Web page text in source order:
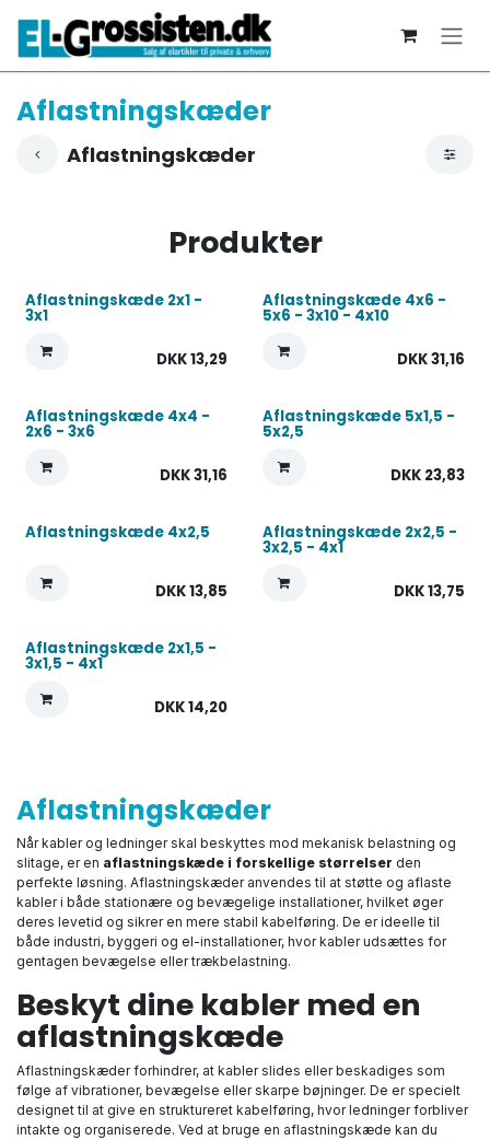
Aflastningskæder
Aflastningskæder
Produkter
Aflastningskæde 2x1 -
3x1
DKK13,29
Aflastningskæde 4x6 -
5x6 - 3x10 - 4x10
DKK31,16
Aflastningskæde 4x4 -
2x6 - 3x6
DKK31,16
Aflastningskæde 5x1,5 -
5x2,5
DKK 23,83
Aflastningskæde 4x2,5
DKK13,85
Aflastningskæde 2x2,5 -
3x2,5 - 4x1
DKK13,75
Aflastningskæde 2x1,5 -
3x1,5 - 4x1
DKK14,20
Aflastningskæder
Når kabler og ledninger skal beskyttes mod mekanisk belastning og
slitage, er en aflastningskæde i forskellige størrelser den
perfekte løsning. Aflastningskæder anvendes til at støtte og aflaste
kabler i både stationære og bevægelige installationer, hvilket øger
deres levetid og sikrer en mere stabil kabelføring. De er ideelle til
både industri, byggeri og el-installationer, hvor kabler udsættes for
gentagen bevægelse eller trækbelastning.
Beskyt dine kabler med en
aflastningskæde
Aflastningskæder forhindrer, at kabler slides eller beskadiges som
følge af vibrationer, bevægelse eller skarpe bøjninger. De er specielt
designet til at give en struktureret kabelføring, hvor ledninger forbliver
intakte og organiserede. Ved at bruge en aflastningskæde kan du